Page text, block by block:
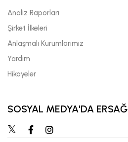
Analiz Raporları
Şirket İlkeleri
Anlaşmalı Kurumlarımız
Yardım
Hikayeler
SOSYAL MEDYA'DA ERSAĞ